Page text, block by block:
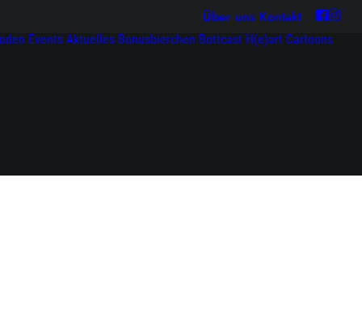
Über uns Kontakt
Events Aktuelles Bonusbierchen Bottcast H(e)art Cartoons